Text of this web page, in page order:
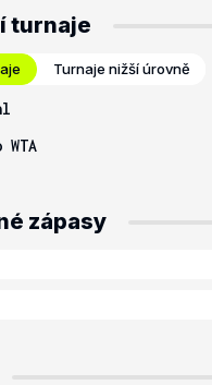
turnaje
Turnaje nižší úrovně
zápasy